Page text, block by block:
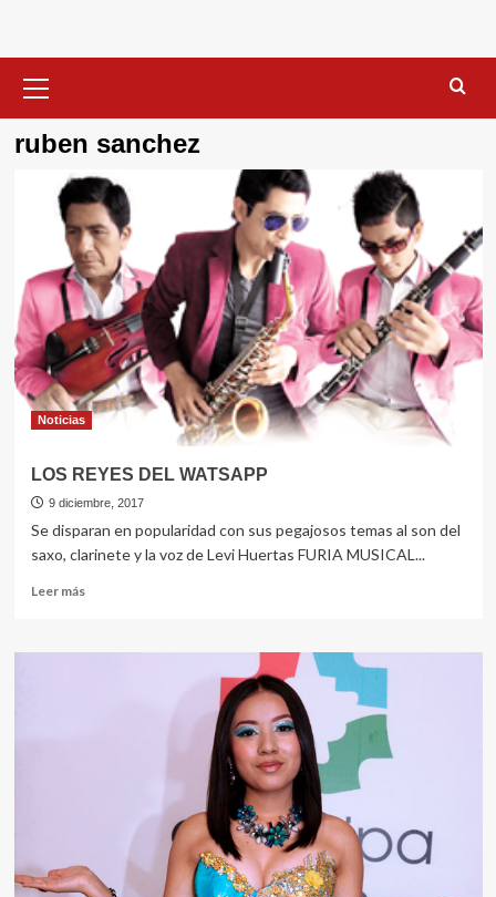
primario
ruben sanchez
Noticias
LOS REYES DEL WATSAPP
9 diciembre, 2017
Se disparan en popularidad con sus pegajosos temas al son del
saxo, clarinete y la voz de Levi Huertas FURIA MUSICAL...
Leer másLeer
LOS